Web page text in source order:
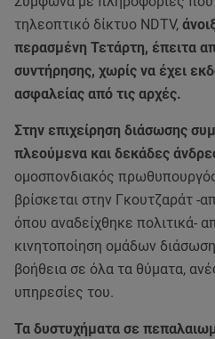
τηλεοπτικό δίκτυο NDTV,
περασμένη Τετάρτη, έπειτα
συντήρησης, χωρίς να έχει
ασφαλείας από τις αρχές.
Στην επιχείρηση διάσωσης
πλεούμενα και δεκάδες
ομοσπονδιακός
βρίσκεται στην Γκουτζαράτ -
όπου αναδείχθηκε πολιτικά-
κινητοποίηση ομάδων
βοήθεια σε όλα τα θύματα,
υπηρεσίες του.
Τα δυστυχήματα σε